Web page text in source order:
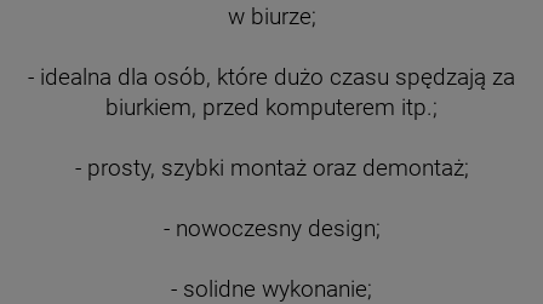
w biurze;
- idealna dla osób, które dużo czasu spędzają za
biurkiem, przed komputerem itp.;
- prosty, szybki montaż oraz demontaż;
- nowoczesny design;
- solidne wykonanie;